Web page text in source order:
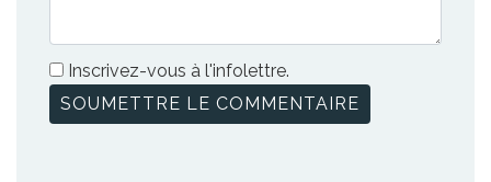
Inscrivez-vous à l'infolettre.